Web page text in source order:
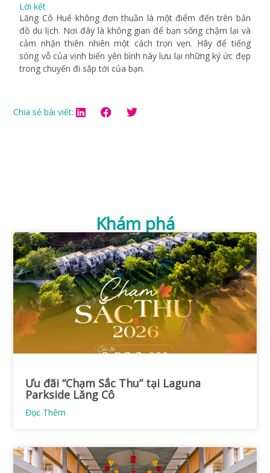
Lời kết
Lăng Cô Huế không đơn thuần là một điểm đến trên bản
đồ du lịch. Nơi đây là không gian để bạn sống chậm lại và
cảm nhận thiên nhiên một cách trọn vẹn. Hãy để tiếng
sóng vỗ của vịnh biển yên bình này lưu lại những ký ức đẹp
trong chuyến đi sắp tới của bạn.
Chia sẻ bài viết:
Khám phá
Ưu đãi “Chạm Sắc Thu” tại Laguna
Parkside Lăng Cô
Đọc Thêm